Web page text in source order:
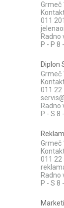
Grmeč
011
Radno
P - P 8
Diplon
Grmeč
011 22
Radno
P - S 8
Grmeč
011 22
Radno
P - S 8